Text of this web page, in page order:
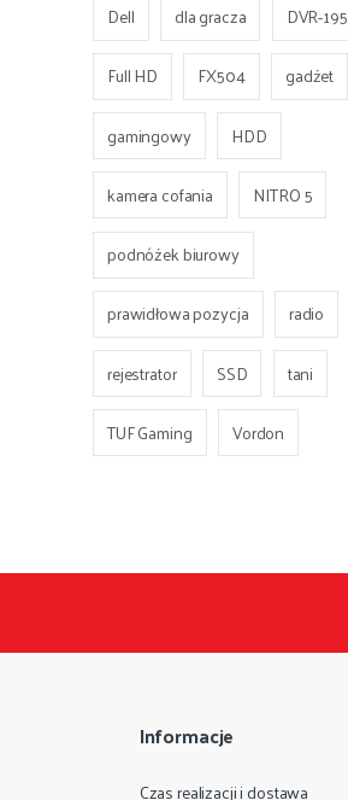
Dell
dla gracza
DVR-195
Full HD
FX504
gadżet
gamingowy
HDD
kamera cofania
NITRO 5
podnóżek biurowy
prawidłowa pozycja
radio
rejestrator
SSD
tani
TUF Gaming
Vordon
Informacje
Czas realizacji i dostawa